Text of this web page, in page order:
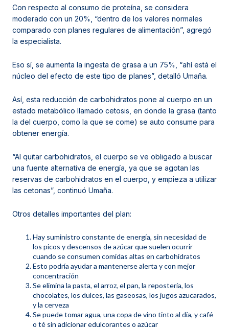
Con respecto al consumo de proteína, se considera
moderado con un 20%, “dentro de los valores normales
comparado con planes regulares de alimentación”, agregó
la especialista.
Eso sí, se aumenta la ingesta de grasa a un 75%, “ahí está el
núcleo del efecto de este tipo de planes”, detalló Umaña.
Así, esta reducción de carbohidratos pone al cuerpo en un
estado metabólico llamado cetosis, en donde la grasa (tanto
la del cuerpo, como la que se come) se auto consume para
obtener energía.
“Al quitar carbohidratos, el cuerpo se ve obligado a buscar
una fuente alternativa de energía, ya que se agotan las
reservas de carbohidratos en el cuerpo, y empieza a utilizar
las cetonas”, continuó Umaña.
Otros detalles importantes del plan:
Hay suministro constante de energía, sin necesidad de
los picos y descensos de azúcar que suelen ocurrir
cuando se consumen comidas altas en carbohidratos
Esto podría ayudar a mantenerse alerta y con mejor
concentración
Se elimina la pasta, el arroz, el pan, la repostería, los
chocolates, los dulces, las gaseosas, los jugos azucarados,
y la cerveza
Se puede tomar agua, una copa de vino tinto al día, y café
o té sin adicionar edulcorantes o azúcar